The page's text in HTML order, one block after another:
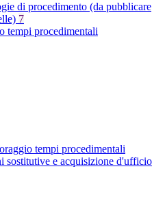
di procedimento (da pubblicare
7
tempi procedimentali
tempi procedimentali
sostitutive e acquisizione d'ufficio